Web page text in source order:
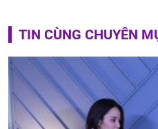
TIN CÙNG CHUYÊN